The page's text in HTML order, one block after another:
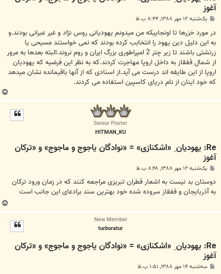
آغوز
پ
ت
یک‌شنبه ۱۲ مهر ۱۳۸۸, ۸:۴۴ ب.ظ
در مورد خزرها تا اونجاییکه من میدونم یهودیانی روس نژاد و غیر عبرانی بودند.و
به این دلیل دین یهود را انتخابب کرده بودند که نمی خواستند مسیحی یا
زرتشتی باشند تا زیر چتر 2 امپراطوری بزرگ ایران و روم نروند.البته بعدها به مرور
از شمال قفقاز به داخل اروپا مهاجرت کردند.که به نظر این فرضیه که یهودیان
اروپا از این طایفه اند درست می آید.از اسنادی که از آنها باقیمانده نشان میدهد
که خود اینان از نام دریای کاسپین استفاده می کردند.
ب
ا
Senior Poster
HITMAN_KU
Re: یهودیان ِ «اشکنازی» = «نوادگان یاجوج و ماجوج» و «ترکان
آغوز
پ
ت
یک‌شنبه ۱۲ مهر ۱۳۸۸, ۸:۴۸ ب.ظ
دوستان بد نیست به اشعار قطران تبریزی مراجعه کنند که در زمان ورود ترکان
به آذربایجان و قفقاز سروده شده خود بهترین سند برادعای این جانب است
ب
ا
New Member
turboratur
Re: یهودیان ِ «اشکنازی» = «نوادگان یاجوج و ماجوج» و «ترکان
آغوز
پ سه‌شنبه ۱۴ مهر ۱۳۸۸, ۱:۵۱ ب.ظ